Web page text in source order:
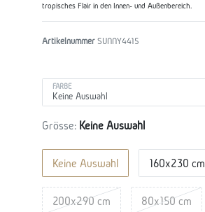
tropisches Flair in den Innen- und Außenbereich.
Artikelnummer SUNNY4415
FARBE
Grösse: Keine Auswahl
Keine Auswahl 160x230 cm
200x290 cm 80x150 cm